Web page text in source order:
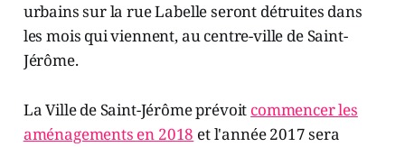
urbains sur la rue Labelle seront détruites dans
les mois qui viennent, au centre-ville de Saint-
Jérôme.
La Ville de Saint-Jérôme prévoit commencer les
aménagements en 2018 et l'année 2017 sera